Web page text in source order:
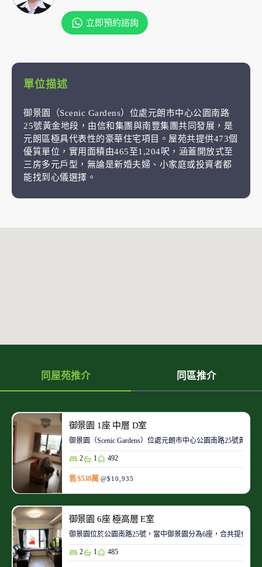
立即預約諮詢
單位描述
御景園（Scenic Gardens）位處元朗市中心公園南路
25號黃金地段，由信和集團與南豐集團共同發展，是
元朗區極具代表性的豪華住宅項目。屋苑共提供473個
優質單位，實用面積由465至1,204呎，涵蓋開放式至
三房多元戶型，無論是新婚夫婦、小家庭或投資者都
能找到心儀選擇。
同屋苑推介 同區推介
御景園 1座 中層 D室
御景園（Scenic Gardens）位處元朗市中心公園南路25號黃
2 1 492
售 $538萬 @$10,935
御景園 6座 極高層 E室
御景園位於公園南路25號，當中御景園分為6座，合共提供
2 1 485